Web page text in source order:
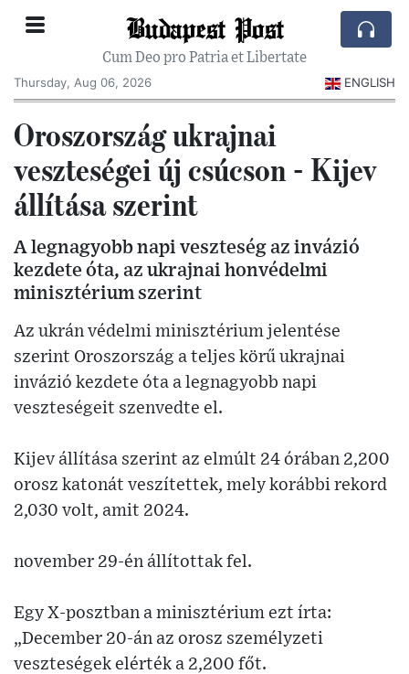
Budapest Post
Cum Deo pro Patria et Libertate
Thursday, Aug 06, 2026
ENGLISH
Oroszország ukrajnai
veszteségei új csúcson - Kijev
állítása szerint
A legnagyobb napi veszteség az invázió
kezdete óta, az ukrajnai honvédelmi
minisztérium szerint
Az ukrán védelmi minisztérium jelentése
szerint Oroszország a teljes körű ukrajnai
invázió kezdete óta a legnagyobb napi
veszteségeit szenvedte el.
Kijev állítása szerint az elmúlt 24 órában 2,200
orosz katonát veszítettek, mely korábbi rekord
2,030 volt, amit 2024.
november 29-én állítottak fel.
Egy X-posztban a minisztérium ezt írta:
„December 20-án az orosz személyzeti
veszteségek elérték a 2,200 főt.